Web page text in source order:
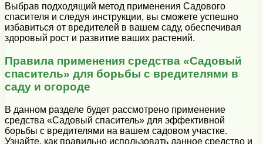
Выбрав подходящий метод применения Садового
спасителя и следуя инструкции, вы сможете успешно
избавиться от вредителей в вашем саду, обеспечивая
здоровый рост и развитие ваших растений.
Правила применения средства «Садовый
спаситель» для борьбы с вредителями в
саду и огороде
В данном разделе будет рассмотрено применение
средства «Садовый спаситель» для эффективной
борьбы с вредителями на вашем садовом участке.
Узнайте, как правильно использовать данное средство и